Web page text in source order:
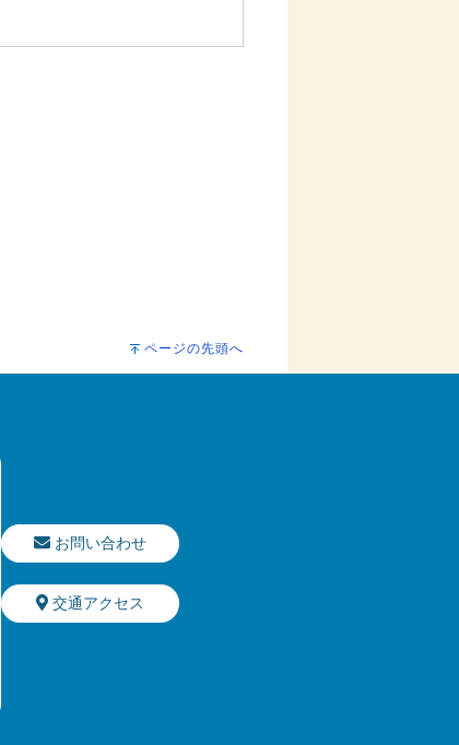
ページの先頭へ
お問い合わせ
交通アクセス